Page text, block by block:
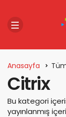
Anasayfa
Citrix
Bu kategori
yayınlanmış